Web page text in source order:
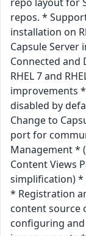
repos. *
installation on
Capsule Server
Connected and
RHEL 7 and
improvements
disabled by
Change to
port for
Management *
Content Views
simplification) *
* Registration
content source
configuring